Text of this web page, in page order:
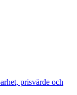
prisvärde och